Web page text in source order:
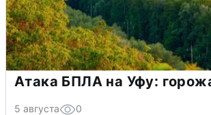
Атака БПЛА на Уфу:
5 августа 0